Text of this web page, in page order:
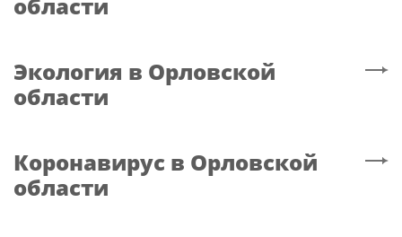
Экология в Орловской
области
Коронавирус в Орловской
области